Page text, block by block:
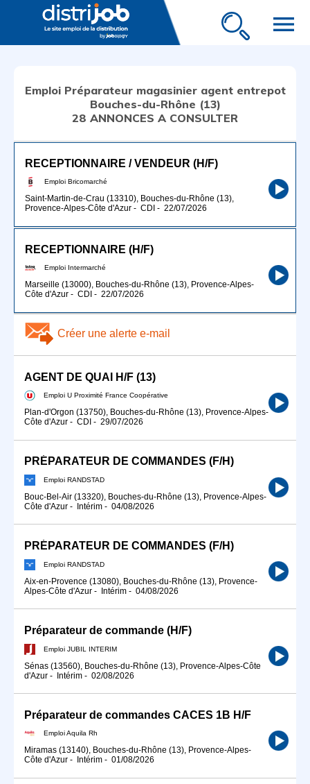
menu
Emploi Préparateur magasinier agent entrepot
Bouches-du-Rhône (13)
28 ANNONCES A CONSULTER
RECEPTIONNAIRE / VENDEUR (H/F)
Emploi Bricomarché
Saint-Martin-de-Crau (13310), Bouches-du-Rhône (13),
Provence-Alpes-Côte d'Azur - CDI - 22/07/2026
RECEPTIONNAIRE (H/F)
Emploi Intermarché
Marseille (13000), Bouches-du-Rhône (13), Provence-Alpes-
Côte d'Azur - CDI - 22/07/2026
Créer une alerte e-mail
AGENT DE QUAI H/F (13)
Emploi U Proximité France Coopérative
Plan-d'Orgon (13750), Bouches-du-Rhône (13), Provence-Alpes-
Côte d'Azur - CDI - 29/07/2026
PRÉPARATEUR DE COMMANDES (F/H)
Emploi RANDSTAD
Bouc-Bel-Air (13320), Bouches-du-Rhône (13), Provence-Alpes-
Côte d'Azur - Intérim - 04/08/2026
PRÉPARATEUR DE COMMANDES (F/H)
Emploi RANDSTAD
Aix-en-Provence (13080), Bouches-du-Rhône (13), Provence-
Alpes-Côte d'Azur - Intérim - 04/08/2026
Préparateur de commande (H/F)
Emploi JUBIL INTERIM
Sénas (13560), Bouches-du-Rhône (13), Provence-Alpes-Côte
d'Azur - Intérim - 02/08/2026
Préparateur de commandes CACES 1B H/F
Emploi Aquila Rh
Miramas (13140), Bouches-du-Rhône (13), Provence-Alpes-
Côte d'Azur - Intérim - 01/08/2026